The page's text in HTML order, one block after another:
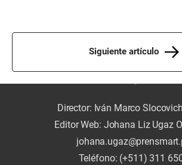
Siguiente artículo
Director: Iván Marco
Editor Web: Johana Liz Ugaz
Teléfono: (+511) 311